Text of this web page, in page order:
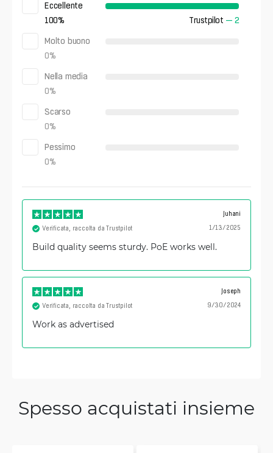
Eccellente
100% Trustpilot — 2
Molto buono
0%
Nella media
0%
Scarso
0%
Pessimo
0%
Juhani
1/13/2025
Verificata, raccolta da Trustpilot
Build quality seems sturdy. PoE works well.
Joseph
9/30/2024
Verificata, raccolta da Trustpilot
Work as advertised
Spesso acquistati insieme